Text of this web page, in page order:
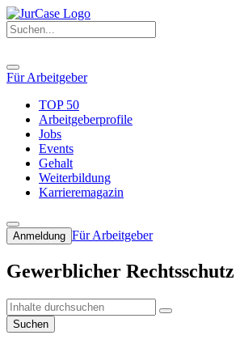
Für Arbeitgeber
TOP 50
Arbeitgeberprofile
Jobs
Events
Gehalt
Weiterbildung
Karrieremagazin
Anmeldung Für Arbeitgeber
Gewerblicher Rechtsschutz
Suchen